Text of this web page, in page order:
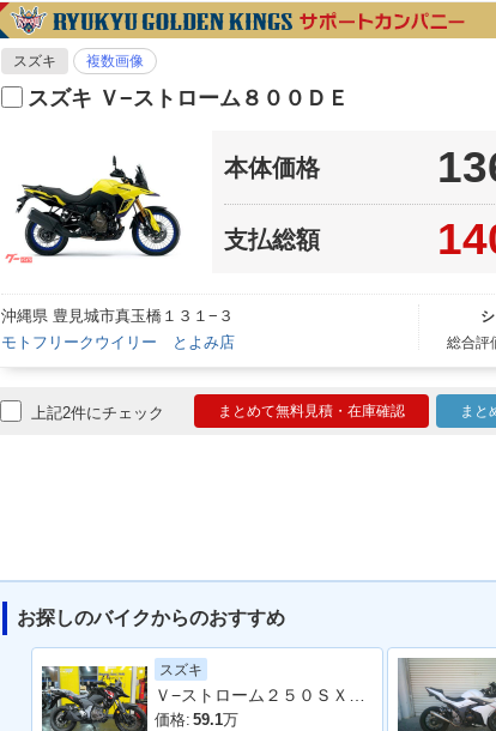
スズキ 複数画像
スズキ Ｖ−ストローム８００ＤＥ
本体価格
支払総額
沖縄県 豊見城市真玉橋１３１−３
モトフリークウイリー とよみ店
総合評
上記2件にチェック まとめて無料見積・在庫確認 まと
お探しのバイクからのおすすめ
スズキ
価格: 59.1万